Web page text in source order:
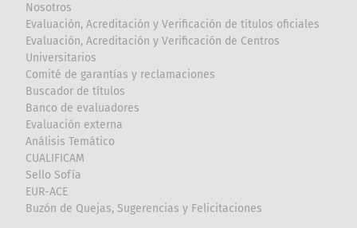
Nosotros
Evaluación, Acreditación y Verificación de títulos oficiales
Evaluación, Acreditación y Verificación de Centros
Universitarios
Comité de garantías y reclamaciones
Buscador de títulos
Banco de evaluadores
Evaluación externa
Análisis Temático
CUALIFICAM
Sello Sofía
EUR-ACE
Buzón de Quejas, Sugerencias y Felicitaciones